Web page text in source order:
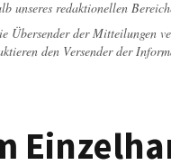
unseres redaktionellen
der Mitteilungen
den Versender der